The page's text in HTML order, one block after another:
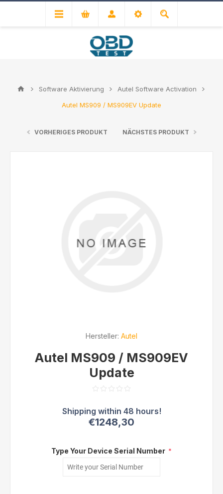
Software Aktivierung
Autel Software Activation
Autel MS909 / MS909EV Update
VORHERIGES PRODUKT NÄCHSTES PRODUKT
Hersteller: Autel
Autel MS909 / MS909EV
Update
€1248,30
Type Your Device Serial Number *